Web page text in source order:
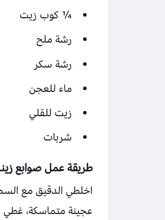
¼ كوب زيت
رشة ملح
رشة سكر
ماء للعجن
زيت للقلي
شربات
طريقة عمل صوابع
اخلطي الدقيق مع
عجينة متماسكة، غطي